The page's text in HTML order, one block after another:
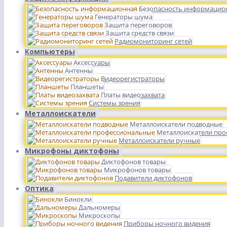
Безопасность
Генераторы шума
Защита переговоров
Защита средств связи
Радиомониторинг сетей
Компьютеры
Аксессуары
Антенны
Видеорегистраторы
Планшеты
Платы видеозахвата
Системы зрения
Металлоискатели
Металлоискатели подводные
Металлоискатели
Металлоискатели ручные
Микрофоны диктофоны
Диктофонов товары
Микрофонов товары
Подавители диктофонов
Оптика
Бинокли
Дальномеры
Микроскопы
Приборы ночного видения